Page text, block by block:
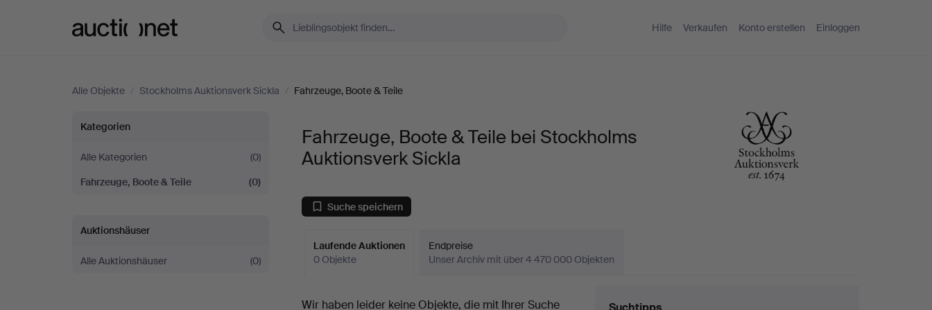
Hilfe Verkaufen Konto erstellen Einloggen
Alle Objekte / Stockholms Auktionsverk Sickla / Fahrzeuge, Boote & Teile
Fahrzeuge,
Boote
&
Teile
bei
Kategorien
Alle Kategorien
(0)
Fahrzeuge, Boote & Teile
(0)
Auktionshäuser
Alle Auktionshäuser (0)
Fahrzeuge, Boote & Teile bei Stockholms
Auktionsverk Sickla
Suche speichern
Laufende Auktionen
0 Objekte
Endpreise
Unser Archiv mit über 4 470 000 Objekten
Laufende
Wir haben leider keine Objekte, die mit Ihrer Suche